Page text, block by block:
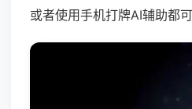
或者使用手机打牌AI辅助都可